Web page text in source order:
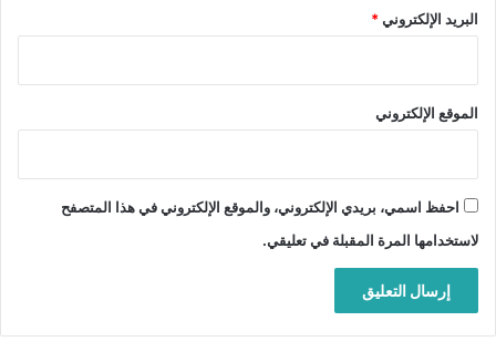
البريد الإلكتروني*
الموقع الإلكتروني
احفظ اسمي، بريدي الإلكتروني، والموقع الإلكتروني في هذا المتصفح
لاستخدامها المرة المقبلة في تعليقي.